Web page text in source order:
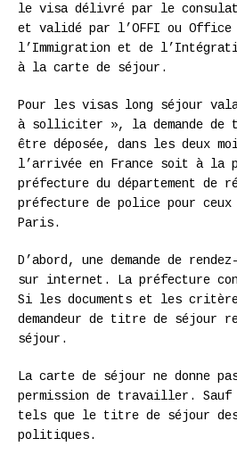
le visa délivré par le
et validé par l’OFFI ou Office
l’Immigration et de
à la carte de séjour.
Pour les visas long séjour
à solliciter », la demande
être déposée, dans les deux
l’arrivée en France soit à la
préfecture du département de
préfecture de police pour
Paris.
D’abord, une demande de
sur internet. La préfecture
Si les documents et les
demandeur de titre de séjour
séjour.
La carte de séjour ne donne
permission de travailler. Sauf
tels que le titre de séjour
politiques.